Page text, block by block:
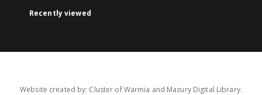
Recently viewed
Website created by: Cluster of Warmia and Mazury Digital Library.